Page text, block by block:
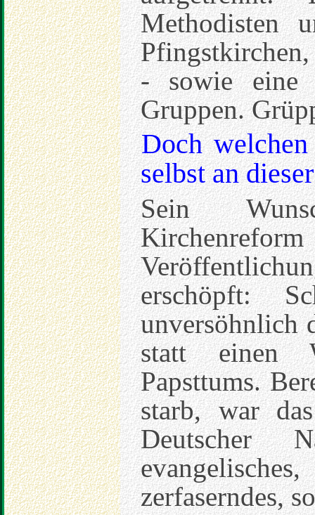
Methodisten
- sowie eine
Gruppen.
Doch
selbst an
Sein
erschöpft:
unversöhnlich
statt einen
Papsttums.
starb, war
Deutscher
zerfaserndes,